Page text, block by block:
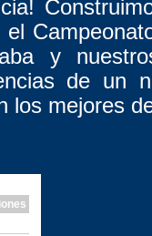
y
de un
los mejores